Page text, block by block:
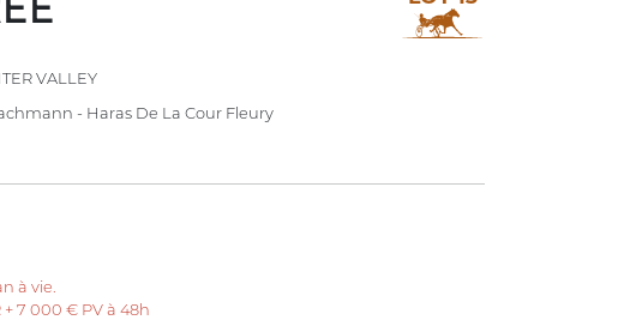
VALLEY
- Haras De La Cour Fleury
à vie.
7 000 € PV à 48h